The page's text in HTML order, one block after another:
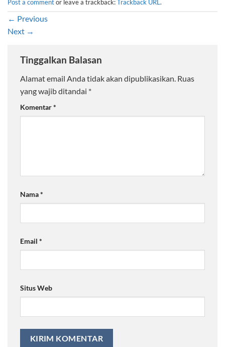
Post a commentor leave a trackback:Trackback URL.
← Previous
Next →
Tinggalkan Balasan
Alamat email Anda tidak akan dipublikasikan. Ruas
yang wajib ditandai *
Komentar*
Nama*
Email *
Situs Web